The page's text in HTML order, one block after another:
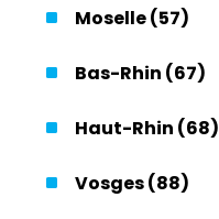
Moselle (57)
Bas-Rhin (67)
Haut-Rhin (68)
Vosges (88)